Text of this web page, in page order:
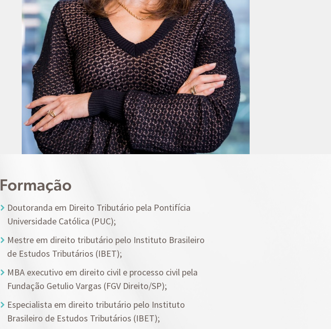
Direito Previdenciário
Formação
Doutoranda em Direito Tributário pela Pontifícia
Universidade Católica (PUC);
Mestre em direito tributário pelo Instituto Brasileiro
de Estudos Tributários (IBET);
MBA executivo em direito civil e processo civil pela
Fundação Getulio Vargas (FGV Direito/SP);
Especialista em direito tributário pelo Instituto
Brasileiro de Estudos Tributários (IBET);